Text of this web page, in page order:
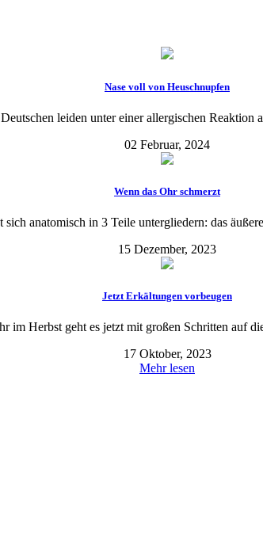
Nase voll von Heuschnupfen
leiden unter einer allergischen Reaktion
02 Februar, 2024
Wenn das Ohr schmerzt
sich anatomisch in 3 Teile untergliedern: das
15 Dezember, 2023
Jetzt Erkältungen vorbeugen
im Herbst geht es jetzt mit großen Schritten auf
17 Oktober, 2023
Mehr lesen